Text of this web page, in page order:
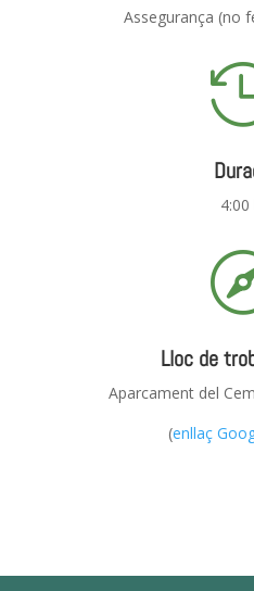
Assegurança (no
4:00
Lloc de
Aparcament del
(enllaç